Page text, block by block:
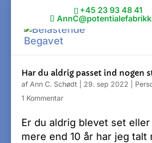
+45 23 93 48 41
Har du aldrig passet ind nogen
af Ann C. Schødt 29. sep 2022
1 Kommentar
Er du aldrig blevet set eller
mere end 10 år har jeg talt